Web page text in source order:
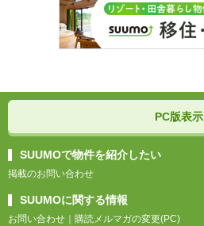
PC版表示
SUUMOで物件を紹介したい
掲載のお問い合わせ
SUUMOに関する情報
お問い合わせ ｜ 購読メルマガの変更(PC)